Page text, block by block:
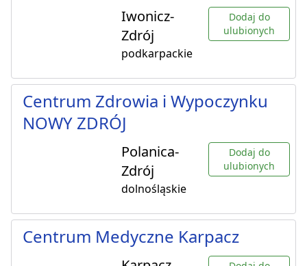
Iwonicz-
Zdrój
podkarpackie
Dodaj do
ulubionych
Centrum Zdrowia i Wypoczynku
NOWY ZDRÓJ
Polanica-
Zdrój
dolnośląskie
Dodaj do
ulubionych
Centrum Medyczne Karpacz